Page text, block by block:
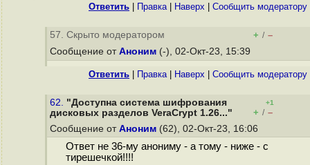
Ответить Правка| Наверх Cообщить модератору
57. Скрыто модератором + / –
Сообщение от Аноним (-), 02-Окт-23, 15:39
Ответить Правка| Наверх Cообщить модератору
62. "Доступна система шифрования
дисковых разделов VeraCrypt 1.26..."
+1
+ / –
Сообщение от Аноним (62), 02-Окт-23, 16:06
Ответ не 36-му анониму - а тому - ниже - с
тирешечкой!!!!